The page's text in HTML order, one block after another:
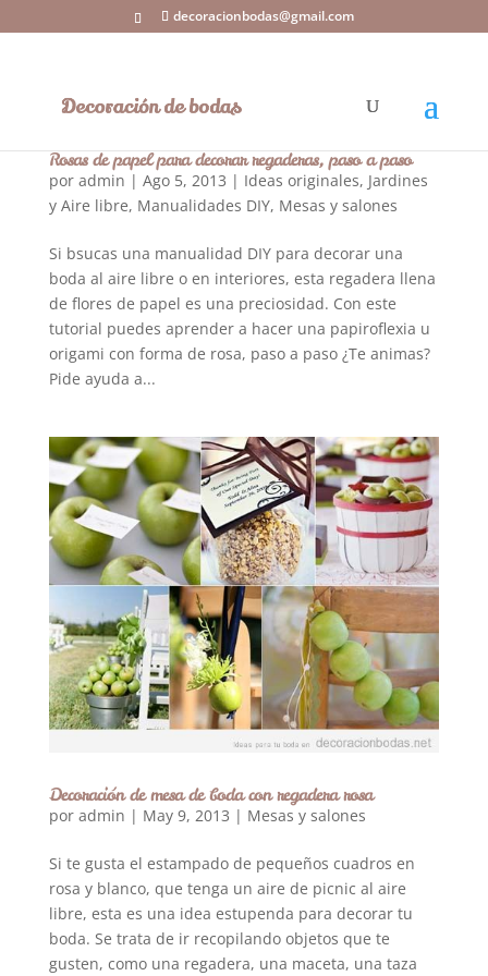
decoracionbodas@gmail.com
Rosas de papel para decorar regaderas, paso a paso
por admin | Ago 5, 2013 | Ideas originales, Jardines
y Aire libre, Manualidades DIY, Mesas y salones
Si bsucas una manualidad DIY para decorar una
boda al aire libre o en interiores, esta regadera llena
de flores de papel es una preciosidad. Con este
tutorial puedes aprender a hacer una papiroflexia u
origami con forma de rosa, paso a paso ¿Te animas?
Pide ayuda a...
Decoración de mesa de boda con regadera rosa
por admin | May 9, 2013 | Mesas y salones
Si te gusta el estampado de pequeños cuadros en
rosa y blanco, que tenga un aire de picnic al aire
libre, esta es una idea estupenda para decorar tu
boda. Se trata de ir recopilando objetos que te
gusten, como una regadera, una maceta, una taza